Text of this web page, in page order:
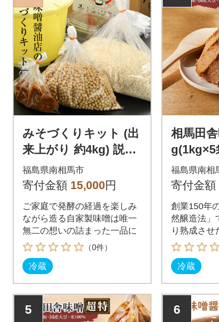
みそづくりキット (出
来上がり 約4kg) 説明
書・樽・パック付き
若松味噌醤油店 ac002
福島県南相馬市
寄付金額 15,000円
ご家庭で発酵の経過を楽しみ
ながら造る自家製味噌は唯一
無二の想いの詰まった一品に
（0件）
冷蔵
相馬田
g(1kg×5
そ 若松
001-ab
福島県南相
寄付金額
創業150年
然醸造法」
り熟成させ
冷蔵
5 6